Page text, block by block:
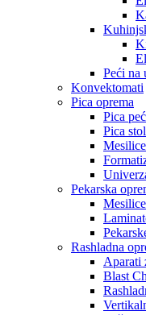
Peći na
Konvektomati
Pica oprema
Pica
Pica
Pekarska
Rashladna
Aparati
Blast